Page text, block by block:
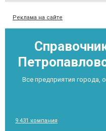
Реклама на сайте
Все предприятия города,
9 431 компания